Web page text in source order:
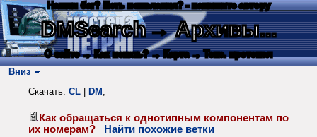
Нашли баг? Есть пожелания? - напишите автору
DMSearch→ Архивы...
О сайте → Как искать? → Карта → Текс. протокол
Вниз
Скачать: CL DM ;
Как обращаться к однотипным компонентам по
их номерам?
Найти похожие ветки